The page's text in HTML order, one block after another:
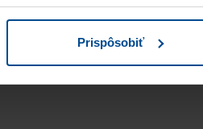
Prispôsobiť